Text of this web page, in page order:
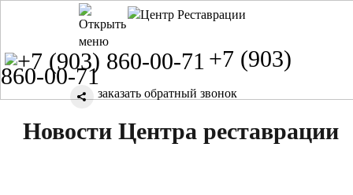
+7 (903)
860-00-71
заказать обратный звонок
Новости Центра реставрации